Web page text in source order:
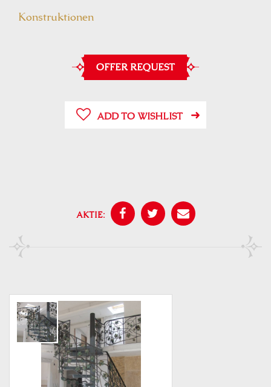
Konstruktionen
OFFER REQUEST
ADD TO WISHLIST
AKTIE: